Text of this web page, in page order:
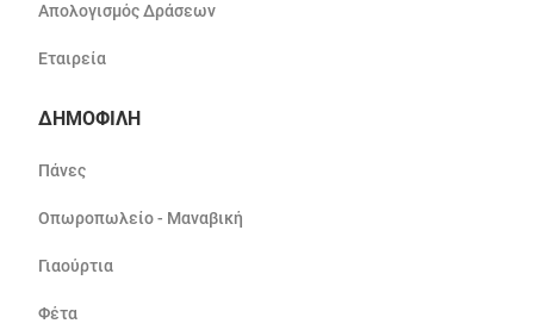
Απολογισμός Δράσεων
Εταιρεία
ΔΗΜΟΦΙΛΗ
Πάνες
Οπωροπωλείο - Μαναβική
Γιαούρτια
Φέτα